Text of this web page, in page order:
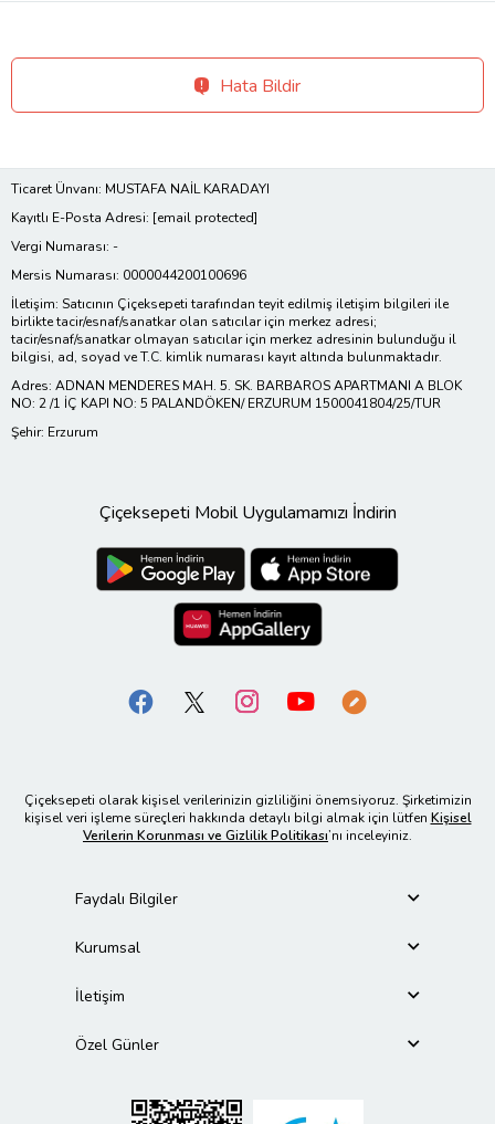
Hata Bildir
Ticaret Ünvanı: MUSTAFA NAİL KARADAYI
Kayıtlı E-Posta Adresi: [email protected]
Vergi Numarası: -
Mersis Numarası: 0000044200100696
İletişim: Satıcının Çiçeksepeti tarafından teyit edilmiş iletişim bilgileri ile
birlikte tacir/esnaf/sanatkar olan satıcılar için merkez adresi;
tacir/esnaf/sanatkar olmayan satıcılar için merkez adresinin bulunduğu il
bilgisi, ad, soyad ve T.C. kimlik numarası kayıt altında bulunmaktadır.
Adres: ADNAN MENDERES MAH. 5. SK. BARBAROS APARTMANI A BLOK
NO: 2 /1 İÇ KAPI NO: 5 PALANDÖKEN/ ERZURUM 1500041804/25/TUR
Şehir: Erzurum
Çiçeksepeti Mobil Uygulamamızı İndirin
Çiçeksepeti olarak kişisel verilerinizin gizliliğini önemsiyoruz. Şirketimizin
kişisel veri işleme süreçleri hakkında detaylı bilgi almak için lütfen Kişisel
Verilerin Korunması ve Gizlilik Politikası’nı inceleyiniz.
Faydalı Bilgiler
Kurumsal
İletişim
Özel Günler